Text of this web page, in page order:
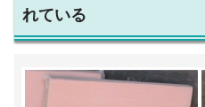
れている